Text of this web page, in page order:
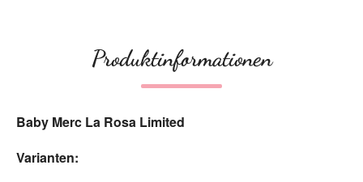
Produktinformationen
Baby Merc La Rosa Limited
Varianten: